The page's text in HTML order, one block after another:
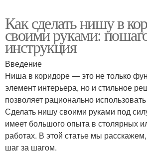
Как сделать нишу в
своими руками:
инструкция
Введение
Ниша в коридоре — это не только
элемент интерьера, но и стильное
позволяет рационально
Сделать нишу своими руками под
имеет большого опыта в столярных
работах. В этой статье мы расскажем,
шаг за шагом.